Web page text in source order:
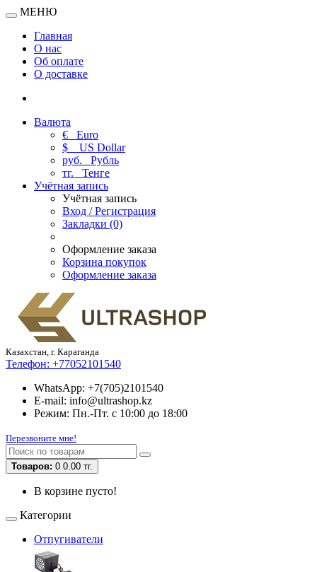
МЕНЮ
Главная
О нас
Об оплате
О доставке
Валюта
€ Euro
$
US Dollar
руб. Рубль
тг. Тенге
Учётная запись
Учётная запись
Вход / Регистрация
Закладки (0)
Оформление заказа
Корзина покупок
Оформление заказа
Казахстан, г. Караганда
Телефон: +77052101540
WhatsApp: +7(705)2101540
E-mail: info@ultrashop.kz
Режим: Пн.-Пт. с 10:00 до 18:00
Перезвоните мне!
Товаров: 0 0.00 тг.
В корзине пусто!
Категории
Отпугиватели